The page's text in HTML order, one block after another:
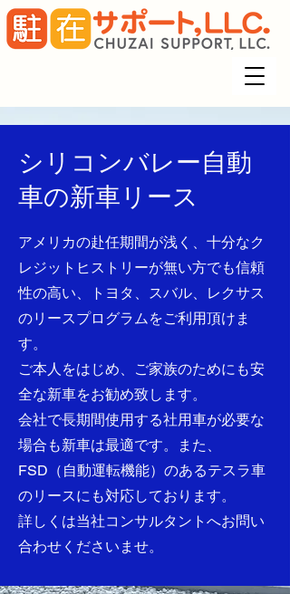
シリコンバレー自動
車の新車リース
アメリカの赴任期間が浅く、十分なク
レジットヒストリーが無い方でも信頼
性の高い、トヨタ、スバル、レクサス
のリースプログラムをご利用頂けま
す。
ご本人をはじめ、ご家族のためにも安
全な新車をお勧め致します。
会社で長期間使用する社用車が必要な
場合も新車は最適です。また、
FSD（自動運転機能）のあるテスラ車
のリースにも対応しております。
​詳しくは当社コンサルタントへお問い
合わせくださいませ。